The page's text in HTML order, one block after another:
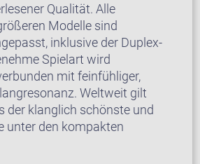
Qualität. Alle
Modelle sind
inklusive der Duplex-
Spielart wird
mit feinfühliger,
Weltweit gilt
der klanglich schönste und
unter den kompakten